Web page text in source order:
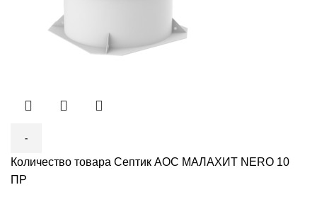
Количество товара Септик АОС МАЛАХИТ NERO 10
ПР